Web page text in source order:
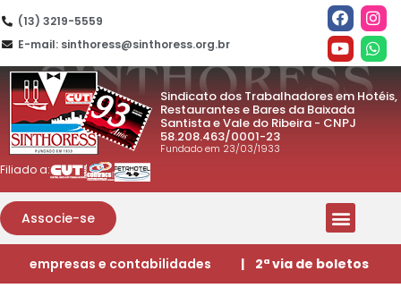
(13) 3219-5559
E-mail: sinthoress@sinthoress.org.br
Sindicato dos Trabalhadores em Hotéis,
Restaurantes e Bares da Baixada
Santista e Vale do Ribeira - CNPJ
58.208.463/0001-23
Fundado em 23/03/1933
Filiado a:
Associe-se
empresas e contabilidades | 2ª via de boletos